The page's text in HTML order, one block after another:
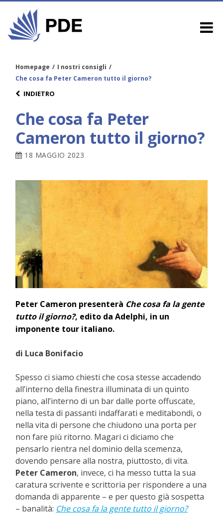
Homepage / I nostri consigli /
Che cosa fa Peter Cameron tutto il giorno?
INDIETRO
Che cosa fa Peter
Cameron tutto il giorno?
18 MAGGIO 2023
Peter Cameron presenterà Che cosa fa la gente
tutto il giorno?, edito da Adelphi, in un
imponente tour italiano.
di Luca Bonifacio
Spesso ci siamo chiesti che cosa stesse accadendo
all’interno della finestra illuminata di un quinto
piano, all’interno di un bar dalle porte offuscate,
nella testa di passanti indaffarati e meditabondi, o
nella vita di persone che chiudono una porta per
non fare più ritorno. Magari ci diciamo che
pensarlo rientra nel dominio della scemenza,
dovendo pensare alla nostra, piuttosto, di vita.
Peter Cameron, invece, ci ha messo tutta la sua
caratura scrivente e scrittoria per rispondere a una
domanda di apparente – e per questo già sospetta
– banalità: Che cosa fa la gente tutto il giorno?